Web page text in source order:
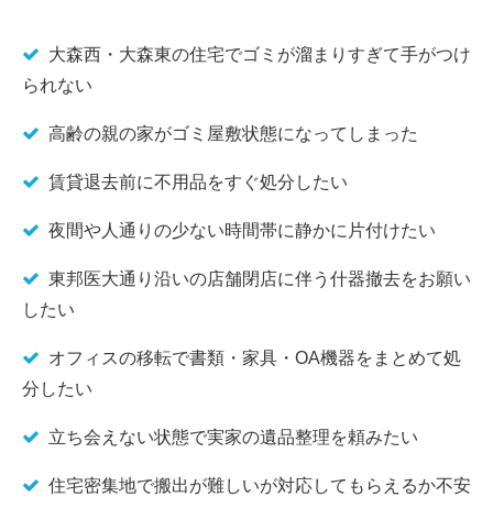
大森西・大森東の住宅でゴミが溜まりすぎて手がつけ
られない
高齢の親の家がゴミ屋敷状態になってしまった
賃貸退去前に不用品をすぐ処分したい
夜間や人通りの少ない時間帯に静かに片付けたい
東邦医大通り沿いの店舗閉店に伴う什器撤去をお願い
したい
オフィスの移転で書類・家具・OA機器をまとめて処
分したい
立ち会えない状態で実家の遺品整理を頼みたい
住宅密集地で搬出が難しいが対応してもらえるか不安